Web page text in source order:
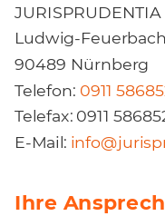
Ludwig-
90489 Nürnberg
Telefon: 0911
Telefax: 0911
E-Mail:
Ihre